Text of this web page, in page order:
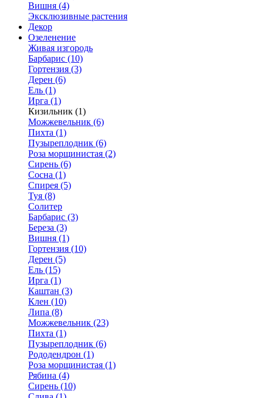
Вишня (4)
Эксклюзивные растения
Декор
Озеленение
Живая изгородь
Барбарис (10)
Гортензия (3)
Дерен (6)
Ель (1)
Ирга (1)
Кизильник (1)
Можжевельник (6)
Пихта (1)
Пузыреплодник (6)
Роза морщинистая (2)
Сирень (6)
Сосна (1)
Спирея (5)
Туя (8)
Солитер
Барбарис (3)
Береза (3)
Вишня (1)
Гортензия (10)
Дерен (5)
Ель (15)
Ирга (1)
Каштан (3)
Клен (10)
Липа (8)
Можжевельник (23)
Пихта (1)
Пузыреплодник (6)
Рододендрон (1)
Роза морщинистая (1)
Рябина (4)
Сирень (10)